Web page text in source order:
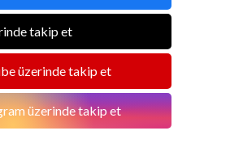
takip et
üzerinde takip et
üzerinde takip et